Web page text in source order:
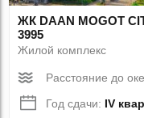
ЖК DAAN MOGOT
3995
Жилой комплекс
Расстояние до
Год сдачи: IV